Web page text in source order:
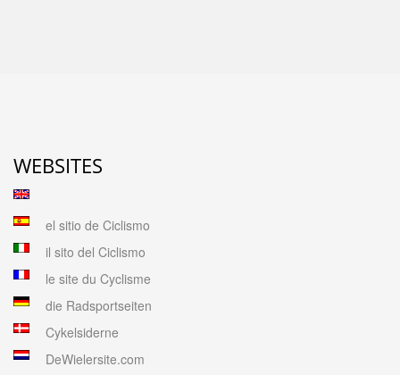
WEBSITES
el sitio de Ciclismo
il sito del Ciclismo
le site du Cyclisme
die Radsportseiten
Cykelsiderne
DeWielersite.com